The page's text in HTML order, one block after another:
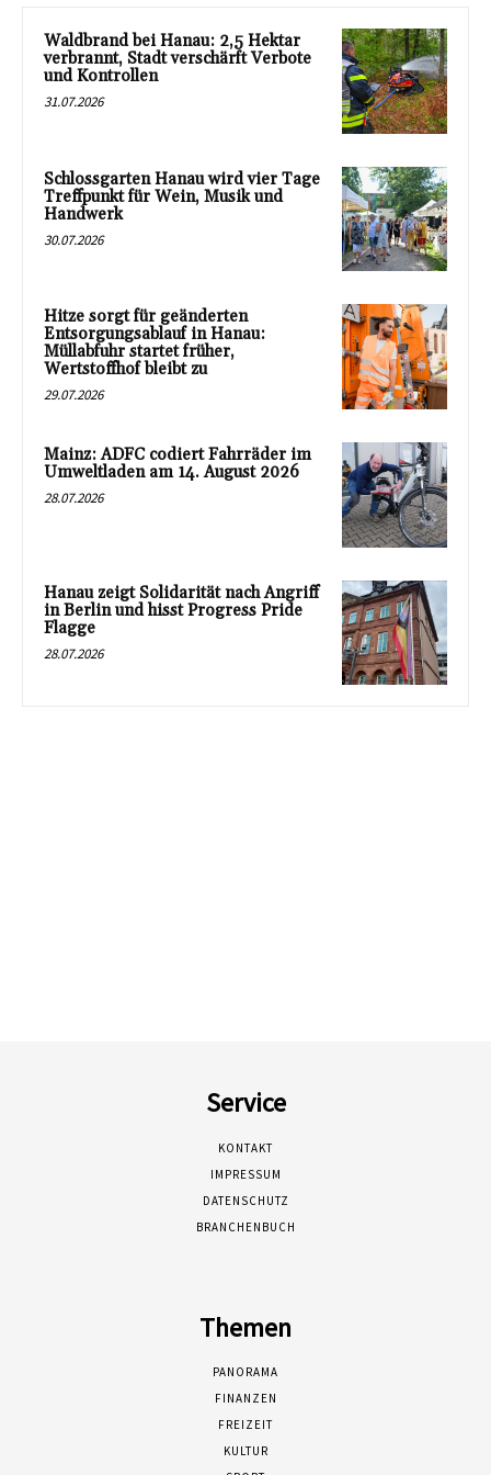
Waldbrand bei Hanau: 2,5 Hektar
verbrannt, Stadt verschärft Verbote
und Kontrollen
31.07.2026
Schlossgarten Hanau wird vier Tage
Treffpunkt für Wein, Musik und
Handwerk
30.07.2026
Hitze sorgt für geänderten
Entsorgungsablauf in Hanau:
Müllabfuhr startet früher,
Wertstoffhof bleibt zu
29.07.2026
Mainz: ADFC codiert Fahrräder im
Umweltladen am 14. August 2026
28.07.2026
Hanau zeigt Solidarität nach Angriff
in Berlin und hisst Progress Pride
Flagge
28.07.2026
Service
KONTAKT
IMPRESSUM
DATENSCHUTZ
BRANCHENBUCH
Themen
PANORAMA
FINANZEN
FREIZEIT
KULTUR